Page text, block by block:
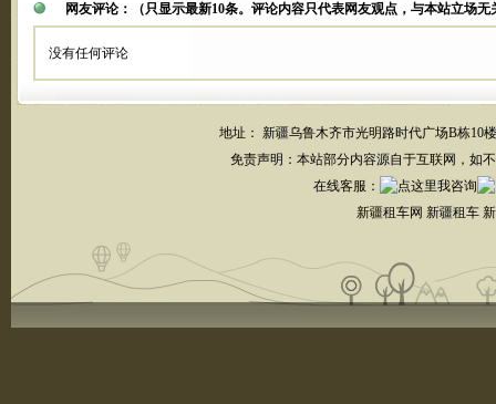
网友评论：
（只显示最新10条。评论内容只代表网友观点，与本站立场无
没有任何评论
地址： 新疆乌鲁木齐市光明路时代广场B栋10
免责声明：本站部分内容源自于互联网，如
在线客服 ：
新疆租车网 新疆租车